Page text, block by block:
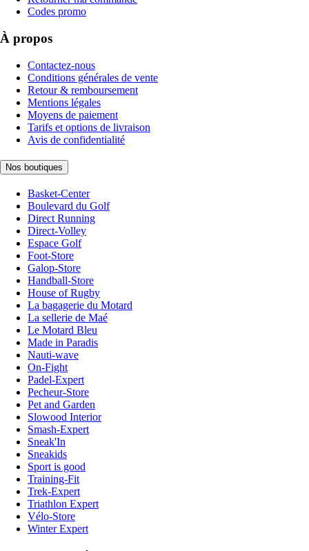
Codes promo
À propos
Contactez-nous
Conditions générales de vente
Retour & remboursement
Mentions légales
Moyens de paiement
Tarifs et options de livraison
Avis de confidentialité
Nos boutiques
Basket-Center
Boulevard du Golf
Direct Running
Direct-Volley
Espace Golf
Foot-Store
Galop-Store
Handball-Store
House of Rugby
La bagagerie du Motard
La sellerie de Maé
Le Motard Bleu
Made in Paradis
Nauti-wave
On-Fight
Padel-Expert
Pecheur-Store
Pet and Garden
Slowood Interior
Smash-Expert
Sneak'In
Sneakids
Sport is good
Training-Fit
Trek-Expert
Triathlon Expert
Vélo-Store
Winter Expert